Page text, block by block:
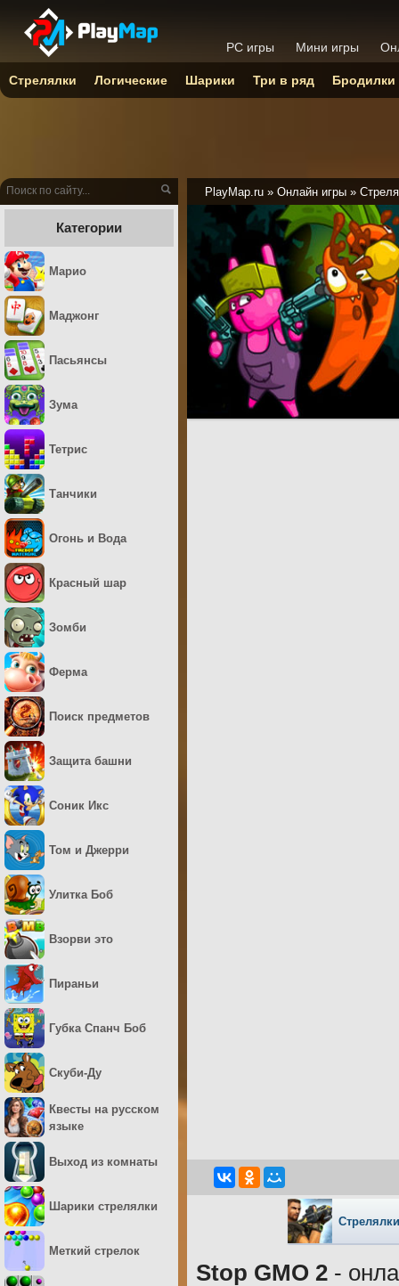
PlayMap.ru » Онлайн игры »
Stop GMO 2 -
Категории
Марио
Маджонг
Пасьянсы
Зума
Тетрис
Танчики
Огонь и Вода
Красный шар
Зомби
Ферма
Поиск предметов
Защита башни
Соник Икс
Том и Джерри
Улитка Боб
Взорви это
Пираньи
Губка Спанч Боб
Скуби-Ду
Квесты на русском
языке
Выход из комнаты
Шарики стрелялки
Меткий стрелок
PC игры Мини игры
Стрелялки Логические Шарики Три в ряд Бродилки